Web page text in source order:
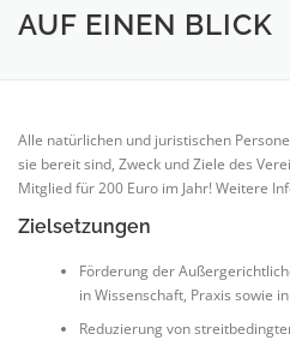
HOME VORTEILE
AUF EINEN BLICK
Alle natürlichen und juristischen
sie bereit sind, Zweck und Ziele des
Mitglied für 200 Euro im Jahr! Weitere
Zielsetzungen
Förderung der
in Wissenschaft, Praxis sowie
Reduzierung von